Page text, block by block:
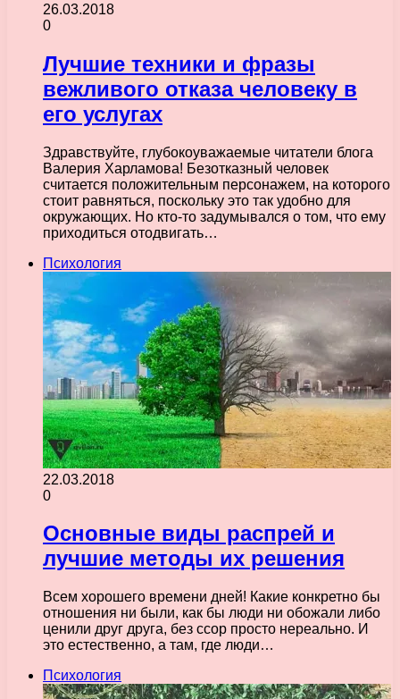
26.03.2018
0
Лучшие техники и фразы
вежливого отказа человеку в
его услугах
Здравствуйте, глубокоуважаемые читатели блога
Валерия Харламова! Безотказный человек
считается положительным персонажем, на которого
стоит равняться, поскольку это так удобно для
окружающих. Но кто-то задумывался о том, что ему
приходиться отодвигать…
Психология
22.03.2018
0
Основные виды распрей и
лучшие методы их решения
Всем хорошего времени дней! Какие конкретно бы
отношения ни были, как бы люди ни обожали либо
ценили друг друга, без ссор просто нереально. И
это естественно, а там, где люди…
Психология